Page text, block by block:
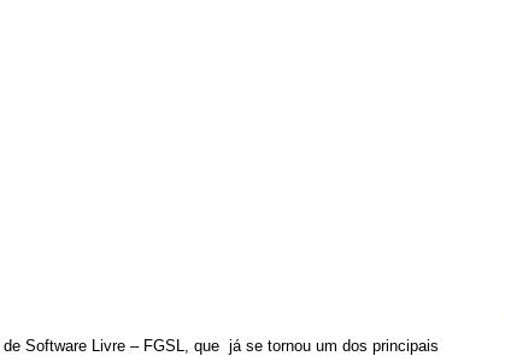
Software Livre – FGSL, que já se tornou um dos principais